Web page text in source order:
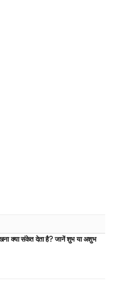
क्या संकेत देता है? जानें शुभ या अशुभ